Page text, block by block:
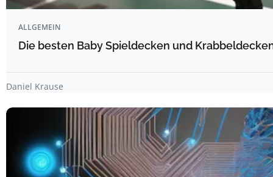
ALLGEMEIN
Die besten Baby Spieldecken und
Daniel Krause